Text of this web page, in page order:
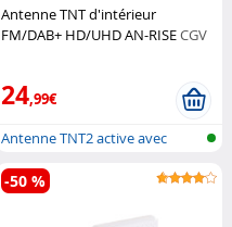
Antenne TNT d'intérieur
FM/DAB+ HD/UHD AN-RISECGV
24,99€
Antenne TNT2 active avec
réception...
-50 %